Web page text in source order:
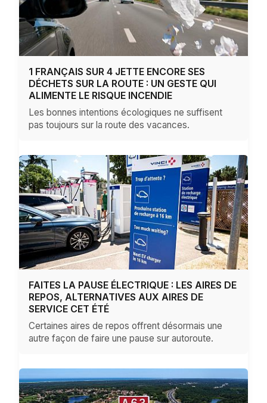
1 FRANÇAIS SUR 4 JETTE ENCORE SES
DÉCHETS SUR LA ROUTE : UN GESTE QUI
ALIMENTE LE RISQUE INCENDIE
Les bonnes intentions écologiques ne suffisent
pas toujours sur la route des vacances.
FAITES LA PAUSE ÉLECTRIQUE : LES AIRES DE
REPOS, ALTERNATIVES AUX AIRES DE
SERVICE CET ÉTÉ
Certaines aires de repos offrent désormais une
autre façon de faire une pause sur autoroute.